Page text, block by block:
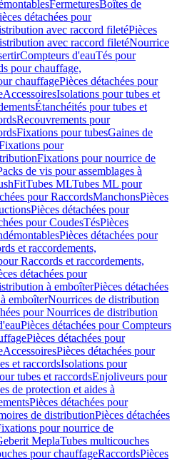
FermeturesBoîtes de
détachées pour
avec raccord filetéPièces
avec raccord filetéNourrice
Compteurs d'eauTés pour
pour chauffage,
chauffagePièces détachées pour
AccessoiresIsolations pour tubes et
Étanchéités pour tubes et
Recouvrements pour
Fixations pour tubesGaines de
pour
Fixations pour nourrice de
de vis pour assemblages à
Tubes MLTubes ML pour
pour RaccordsManchonsPièces
Pièces détachées pour
pour CoudesTésPièces
Pièces détachées pour
et raccordements,
Raccords et raccordements,
détachées pour
à emboîterPièces détachées
emboîterNourrices de distribution
pour Nourrices de distribution
Pièces détachées pour Compteurs
Pièces détachées pour
AccessoiresPièces détachées pour
et raccordsIsolations pour
tubes et raccordsEnjoliveurs pour
de protection et aides à
Pièces détachées pour
de distributionPièces détachées
pour nourrice de
MeplaTubes multicouches
pour chauffageRaccordsPièces